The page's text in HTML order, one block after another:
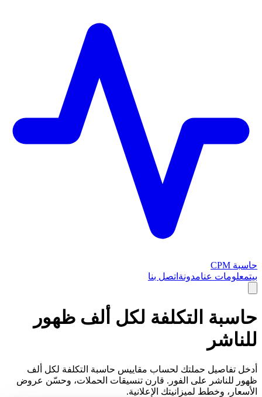
حاسبة CPM
بيتمعلومات عنامدونة اتصل بنا
حاسبة التكلفة لكل ألف ظهور
للناشر
أدخل تفاصيل حملتك لحساب مقاييس حاسبة التكلفة لكل ألف
ظهور للناشر على الفور. قارن تنسيقات الحملات، وحسّن عروض
الأسعار، وخطط لميزانيتك الإعلانية.